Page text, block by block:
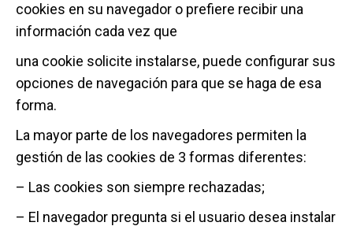
cookies en su navegador o prefiere recibir una
información cada vez que
una cookie solicite instalarse, puede configurar sus
opciones de navegación para que se haga de esa
forma.
La mayor parte de los navegadores permiten la
gestión de las cookies de 3 formas diferentes:
– Las cookies son siempre rechazadas;
– El navegador pregunta si el usuario desea instalar